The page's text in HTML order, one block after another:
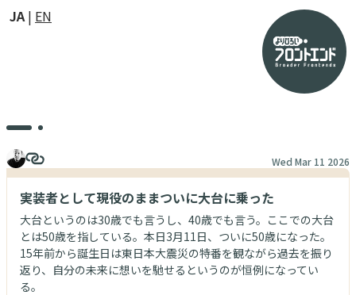
JA EN
Wed Mar 11 2026
実装者として現役のままついに大台に乗った
大台というのは30歳でも言うし、40歳でも言う。ここでの大台
とは50歳を指している。本日3月11日、ついに50歳になった。
15年前から誕生日は東日本大震災の特番を観ながら過去を振り
返り、自分の未来に想いを馳せるというのが恒例になってい
る。